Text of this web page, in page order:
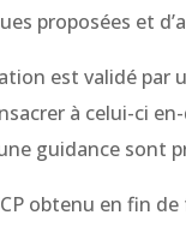
proposées et
est validé par
à celui-ci
guidance sont
obtenu en fin